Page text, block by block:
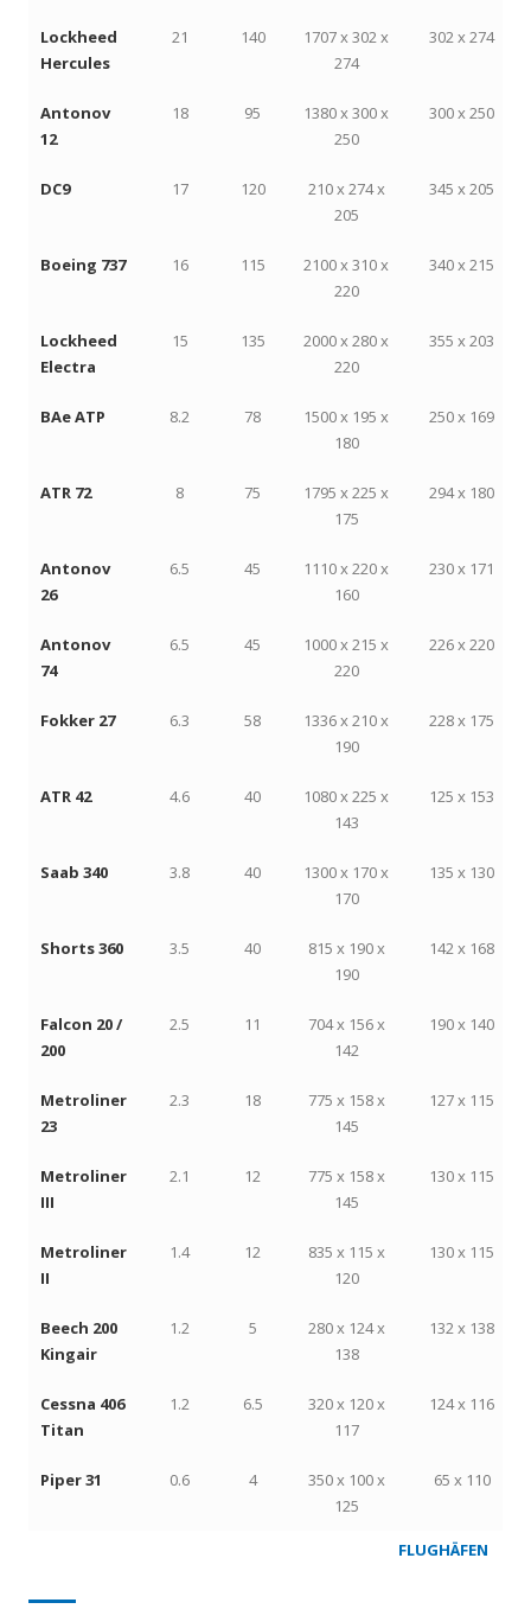
Lockheed
Hercules
21 140
1707 x 302 x
274
302 x 274
Antonov
12
18 95
1380 x 300 x
250
300 x 250
DC9 17 120
210 x 274 x
205
345 x 205
Boeing 737 16 115
2100 x 310 x
220
340 x 215
Lockheed
Electra
15 135
2000 x 280 x
220
355 x 203
BAe ATP 8.2 78
1500 x 195 x
180
250 x 169
ATR 72 8 75
1795 x 225 x
175
294 x 180
Antonov
26
6.5 45
1110 x 220 x
160
230 x 171
Antonov
74
6.5 45
1000 x 215 x
220
226 x 220
Fokker 27 6.3 58
1336 x 210 x
190
228 x 175
ATR 42 4.6 40
1080 x 225 x
143
125 x 153
Saab 340 3.8 40
1300 x 170 x
170
135 x 130
Shorts 360 3.5 40
815 x 190 x
190
142 x 168
Falcon 20 /
200
2.5 11
704 x 156 x
142
190 x 140
Metroliner
23
2.3 18
775 x 158 x
145
127 x 115
Metroliner
III
2.1 12
775 x 158 x
145
130 x 115
Metroliner
II
1.4 12
835 x 115 x
120
130 x 115
Beech 200
Kingair
1.2 5
280 x 124 x
138
132 x 138
Cessna 406
Titan
1.2 6.5
320 x 120 x
117
124 x 116
Piper 31 0.6 4
350 x 100 x
125
65 x 110
FLUGHÄFEN